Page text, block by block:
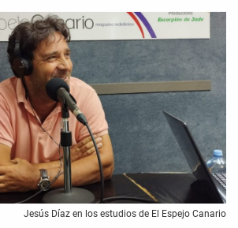
Jesús Díaz en los estudios de El Espejo Canario